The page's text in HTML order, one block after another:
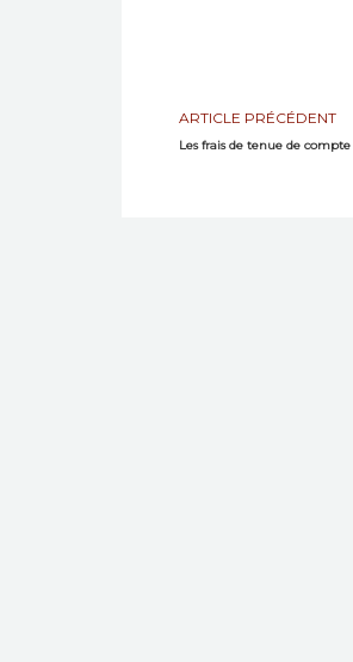
ARTICLE PRÉCÉDENT
Les frais de tenue de